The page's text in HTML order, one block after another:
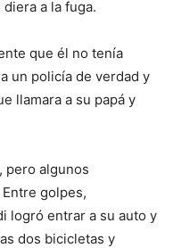
a la fuga.
que él no tenía
un policía de verdad y
llamara a su papá y
pero algunos
golpes,
logró entrar a su auto y
dos bicicletas y